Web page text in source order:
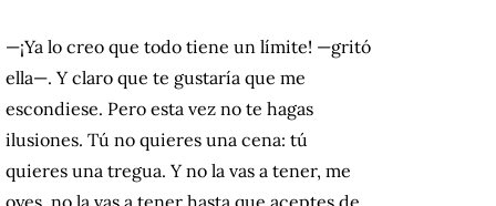
—¡Ya lo creo que todo tiene un límite! —gritó
ella—. Y claro que te gustaría que me
escondiese. Pero esta vez no te hagas
ilusiones. Tú no quieres una cena: tú
quieres una tregua. Y no la vas a tener, me